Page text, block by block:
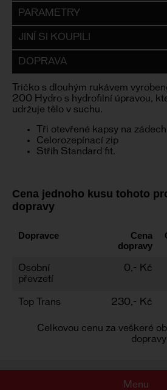
PARAMETRY
JINÍ SI KOUPILI
DOPRAVA
Tričko s dlouhým rukávem
200 Hydro s hydrofilní úpravou,
udržuje tělo v suchu.
Tři otevřené kapsy na
Celorozepínací zip
Střih Standard fit.
Cena jednoho kusu tohoto
dopravy
Dopravce
Cena
dopravy
Osobní
převzetí
0,- Kč
Top Trans 230,- Kč
Celkovou cenu za veškeré
Menu